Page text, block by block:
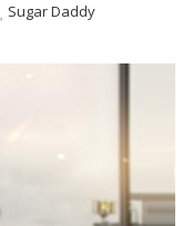
Sugar Daddy